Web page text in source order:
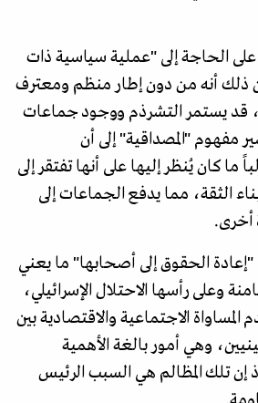
الحاجة إلى "عملية سياسية ذات
ذلك أنه من دون إطار منظم ومعترف
قد يستمر التشرذم ووجود جماعات
"المصداقية" إلى أن
ما كان يُنظر إليها على أنها تفتقر إلى
الثقة، مما يدفع الجماعات إلى
أخرى.
الحقوق إلى أصحابها" ما يعني
وعلى رأسها الاحتلال الإسرائيلي،
المساواة الاجتماعية والاقتصادية بين
وهي أمور بالغة الأهمية
إن تلك المظالم هي السبب الرئيس